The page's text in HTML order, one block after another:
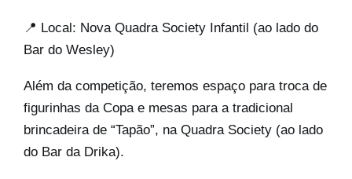
📍 Local: Nova Quadra Society Infantil (ao lado do
Bar do Wesley)
Além da competição, teremos espaço para troca de
figurinhas da Copa e mesas para a tradicional
brincadeira de “Tapão”, na Quadra Society (ao lado
do Bar da Drika).